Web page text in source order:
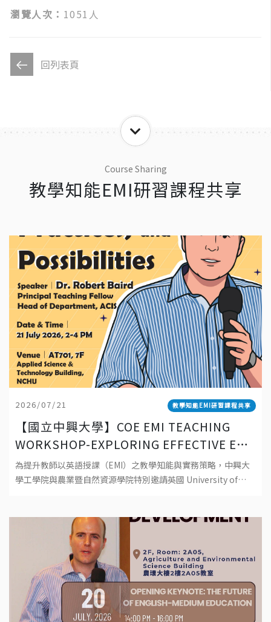
瀏覽人次： 1051人
回列表頁
Course Sharing
教學知能EMI研習課程共享
2026/07/21 教學知能EMI研習課程共享
【國立中興大學】COE EMI TEACHING
WORKSHOP-EXPLORING EFFECTIVE EMI
TEACHING: PRINCIPLES, PRACTICES,
AND POSSIBILITIES 工學院EMI教師教學
可能性
為提升教師以英語授課（EMI）之教學知能與實務策略，中興大
學工學院與農業暨自然資源學院特別邀請英國 University of